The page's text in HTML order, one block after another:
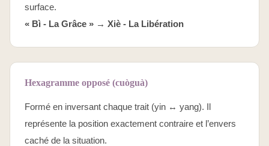
surface.
« Bì - La Grâce » → Xiè - La Libération
Hexagramme opposé (cuòguà)
Formé en inversant chaque trait (yin ↔ yang). Il
représente la position exactement contraire et l’envers
caché de la situation.